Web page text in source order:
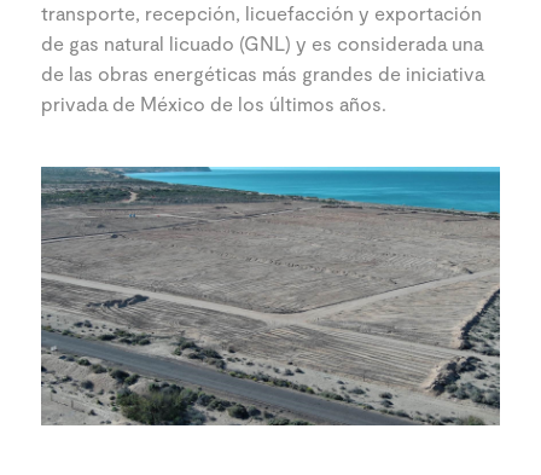
transporte, recepción, licuefacción y exportación
de gas natural licuado (GNL) y es considerada una
de las obras energéticas más grandes de iniciativa
privada de México de los últimos años.